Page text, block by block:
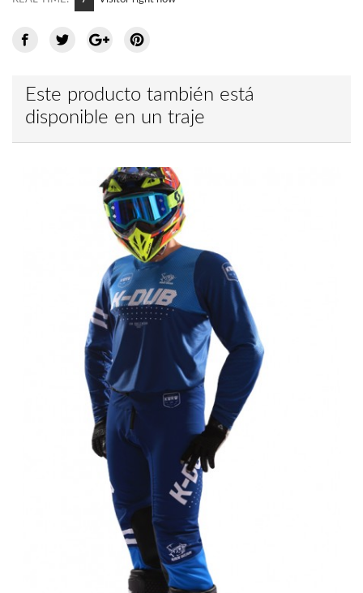
Este producto también está
disponible en un traje